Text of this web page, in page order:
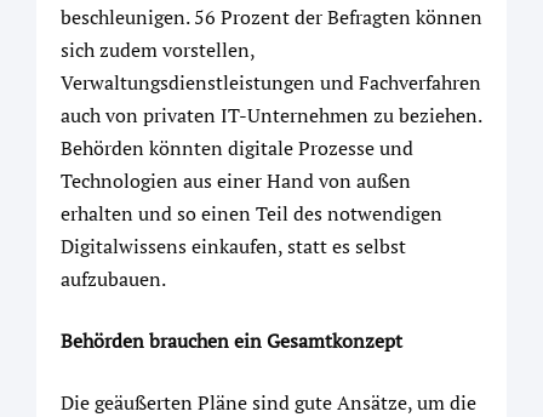
beschleunigen. 56 Prozent der Befragten können
sich zudem vorstellen,
Verwaltungsdienstleistungen und Fachverfahren
auch von privaten IT-Unternehmen zu beziehen.
Behörden könnten digitale Prozesse und
Technologien aus einer Hand von außen
erhalten und so einen Teil des notwendigen
Digitalwissens einkaufen, statt es selbst
aufzubauen.
Behörden brauchen ein Gesamtkonzept
Die geäußerten Pläne sind gute Ansätze, um die